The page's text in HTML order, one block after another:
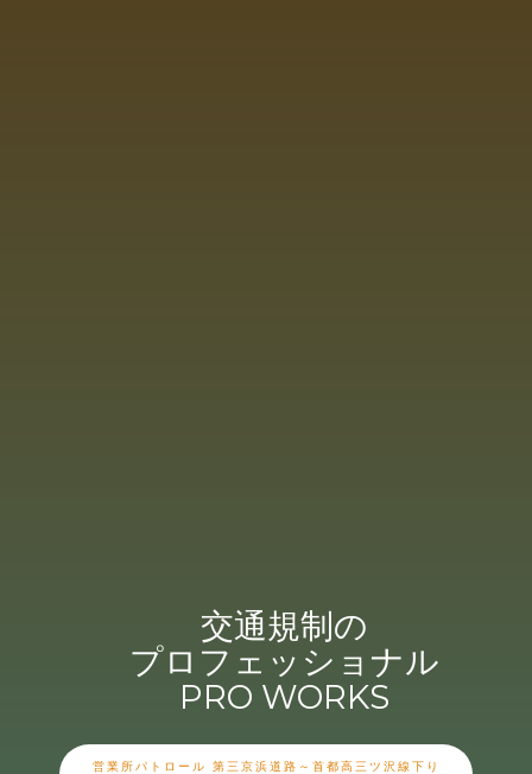
交通規制の
プロフェッショナル
PRO WORKS
営業所パトロール 第三京浜道路～首都高三ツ沢線下り